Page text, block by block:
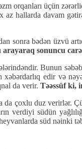
orqanları üçün
az hallarda davam
sonra bədən üzvü
arayaraq sonuncu
Bunun
edir və
da verir. Təəssüf ki,
da çoxlu duz verirlər.
verdiyi südün
süd nəinki